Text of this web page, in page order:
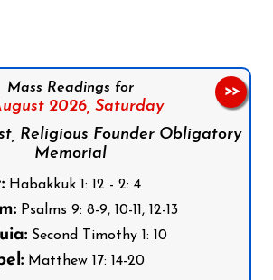
Mass Readings for
2026, Saturday
Religious Founder Obligatory
Memorial
Habakkuk 1: 12 - 2: 4
Psalms 9: 8-9, 10-11, 12-13
Second Timothy 1: 10
Matthew 17: 14-20
>>